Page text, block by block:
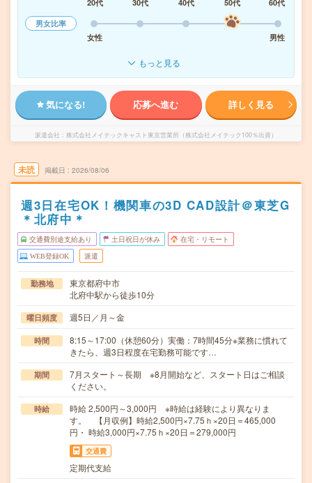
20代 30代 40代 50代
60代
男女比率
女性
男性
もっと見る
気になる! 応募へ進む 詳しく見る
派遣会社 株式会社メイテックキャスト東京営業所（株式会社メイテック100％出資）
未読 掲載日 2026/08/06
週3日在宅OK！機関車の3D CAD設計＠東芝G
＊北府中＊
交通費別途支給あり 土日祝日が休み 在宅・リモート
WEB登録OK 派遣
勤務地
東京都府中市
北府中駅から徒歩10分
曜日頻度 週5日／月～金
時間
8:15～17:00（休憩60分）実働：7時間45分※業務に慣れて
きたら、週3日程度在宅勤務可能です…
期間
7月スタート～長期 ※8月開始など、スタート日はご相談
ください。
時給
時給 2,500円～3,000円 ※時給は経験により異なりま
す。 【月収例】時給2,500円×7.75ｈ×20日＝465,000
円・ 時給3,000円×7.75ｈ×20日＝279,000円
交通費
定期代支給